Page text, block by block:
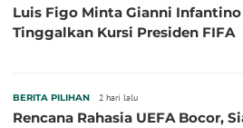
Luis Figo Minta Gianni Infantino
Tinggalkan Kursi Presiden FIFA
BERITA PILIHAN 2 hari lalu
Rencana Rahasia UEFA Bocor,